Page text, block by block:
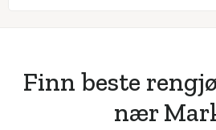
Finn beste
nær